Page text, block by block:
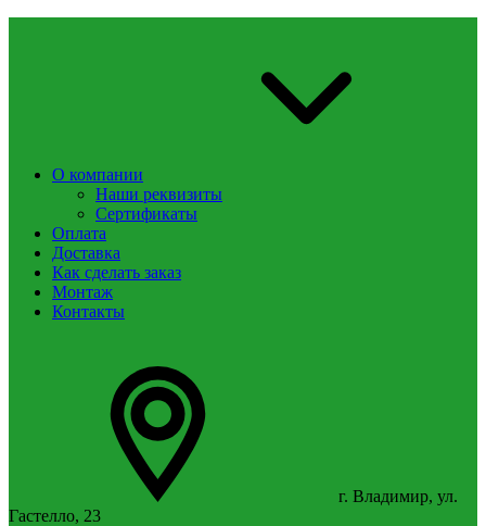
О компании
Наши реквизиты
Сертификаты
Оплата
Доставка
Как сделать заказ
Монтаж
Контакты
г. Владимир, ул.
Гастелло, 23